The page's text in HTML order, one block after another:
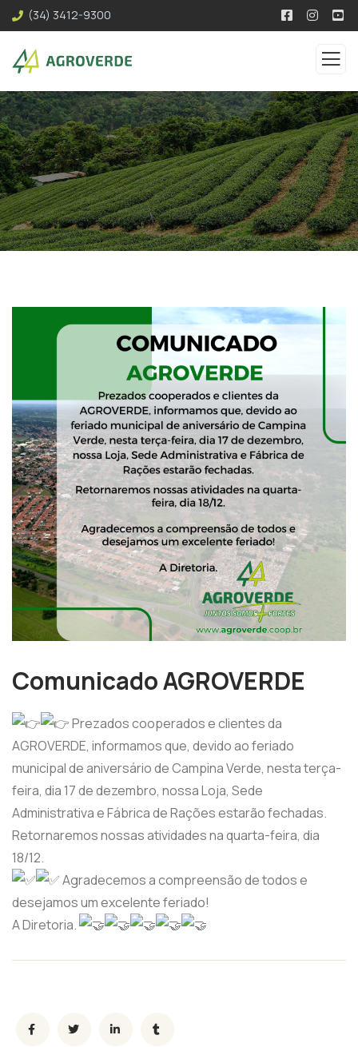
(34) 3412-9300
Comunicado AGROVERDE
Prezados cooperados e clientes da
AGROVERDE, informamos que, devido ao feriado
municipal de aniversário de Campina Verde, nesta terça-
feira, dia 17 de dezembro, nossa Loja, Sede
Administrativa e Fábrica de Rações estarão fechadas.
Retornaremos nossas atividades na quarta-feira, dia
18/12.
Agradecemos a compreensão de todos e
desejamos um excelente feriado!
A Diretoria.